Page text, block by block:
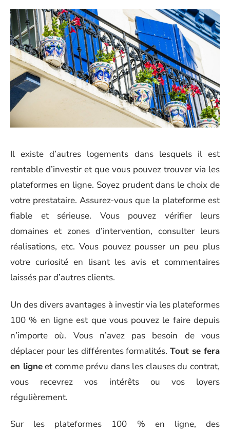
Il existe d’autres logements dans lesquels il est
rentable d’investir et que vous pouvez trouver via les
plateformes en ligne. Soyez prudent dans le choix de
votre prestataire. Assurez-vous que la plateforme est
fiable et sérieuse. Vous pouvez vérifier leurs
domaines et zones d’intervention, consulter leurs
réalisations, etc. Vous pouvez pousser un peu plus
votre curiosité en lisant les avis et commentaires
laissés par d’autres clients.
Un des divers avantages à investir via les plateformes
100 % en ligne est que vous pouvez le faire depuis
n’importe où. Vous n’avez pas besoin de vous
déplacer pour les différentes formalités.Tout se fera
en ligneet comme prévu dans les clauses du contrat,
vous recevrez vos intérêts ou vos loyers
régulièrement.
Sur les plateformes 100 % en ligne, des